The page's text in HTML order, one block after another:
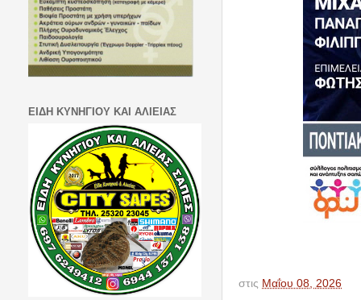
στις Μαΐου 08, 2026
ΕΙΔΗ ΚΥΝΗΓΙΟΥ ΚΑΙ ΑΛΙΕΙΑΣ